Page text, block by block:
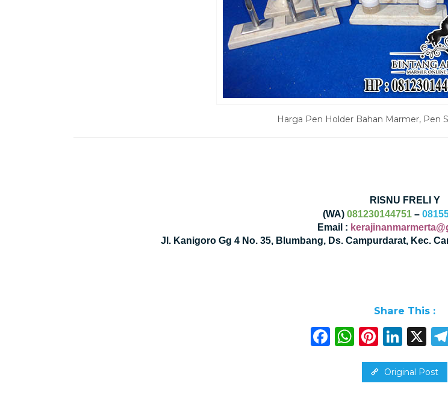
Harga Pen Holder Bahan Marmer, Pen
RISNU FRELI Y
(WA) 081230144751–
Email :
Jl. Kanigoro Gg 4 No. 35, Blumbang, Ds. Campurdarat, Kec.
Share This :
Facebook X
Original Post